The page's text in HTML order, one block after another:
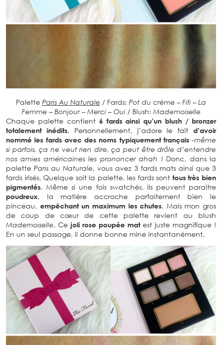
Palette Paris Au Naturale / Fards: Pot du crème – Fifi – La
Femme – Bonjour – Merci – Oui/ Blush: Mademoiselle
Chaque palette contient 6 fards ainsi qu’un blush / bronzer
totalement inédits. Personnellement, j’adore le faitd’avoir
nommé les fards avec des noms typiquement français -même
si parfois, ça ne veut rien dire, ça peut être drôle d’entendre
nos amies américaines les prononcer ahah ! Donc, dans la
paletteParis au Naturale, vous avez 3 fards mats ainsi que 3
fards irisés. Quelque soit la palette, les fards sont tous très bien
pigmentés. Même si une fois swatchés, ils peuvent paraitre
poudreux, la matière accroche parfaitement bien le
pinceau, empêchant un maximum les chutes. Mais mon gros
de coup de cœur de cette palette revient au blush
Mademoiselle. Ce joli rose poupée matest juste magnifique !
En un seul passage, il donne bonne mine instantanément.